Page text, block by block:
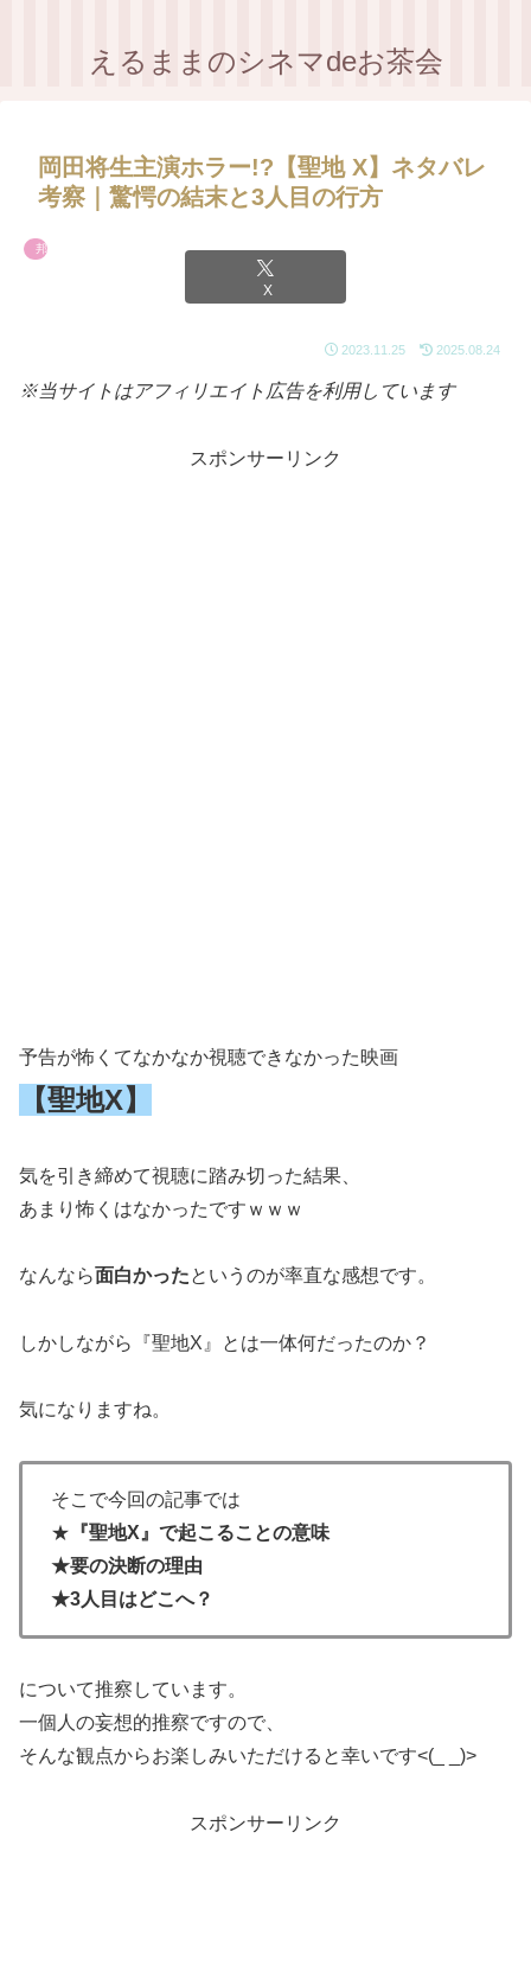
えるままのシネマdeお茶会
岡田将生主演ホラー!?【聖地 X】ネタバレ
考察｜驚愕の結末と3人目の行方
邦画
X
2023.11.25 2025.08.24
※当サイトはアフィリエイト広告を利用しています
スポンサーリンク
予告が怖くてなかなか視聴できなかった映画
【聖地X】
気を引き締めて視聴に踏み切った結果、
あまり怖くはなかったですｗｗｗ
なんなら面白かったというのが率直な感想です。
しかしながら『聖地X』とは一体何だったのか？
気になりますね。
そこで今回の記事では
★ 『聖地X』で起こることの意味
★要の決断の理由
★3人目はどこへ？
について推察しています。
一個人の妄想的推察ですので、
そんな観点からお楽しみいただけると幸いです<(_ _)>
スポンサーリンク